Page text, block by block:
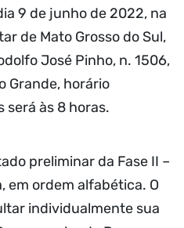
9 de junho de 2022, na
de Mato Grosso do Sul,
José Pinho, n. 1506,
Grande, horário
às 8 horas.
preliminar da Fase II –
em ordem alfabética. O
individualmente sua